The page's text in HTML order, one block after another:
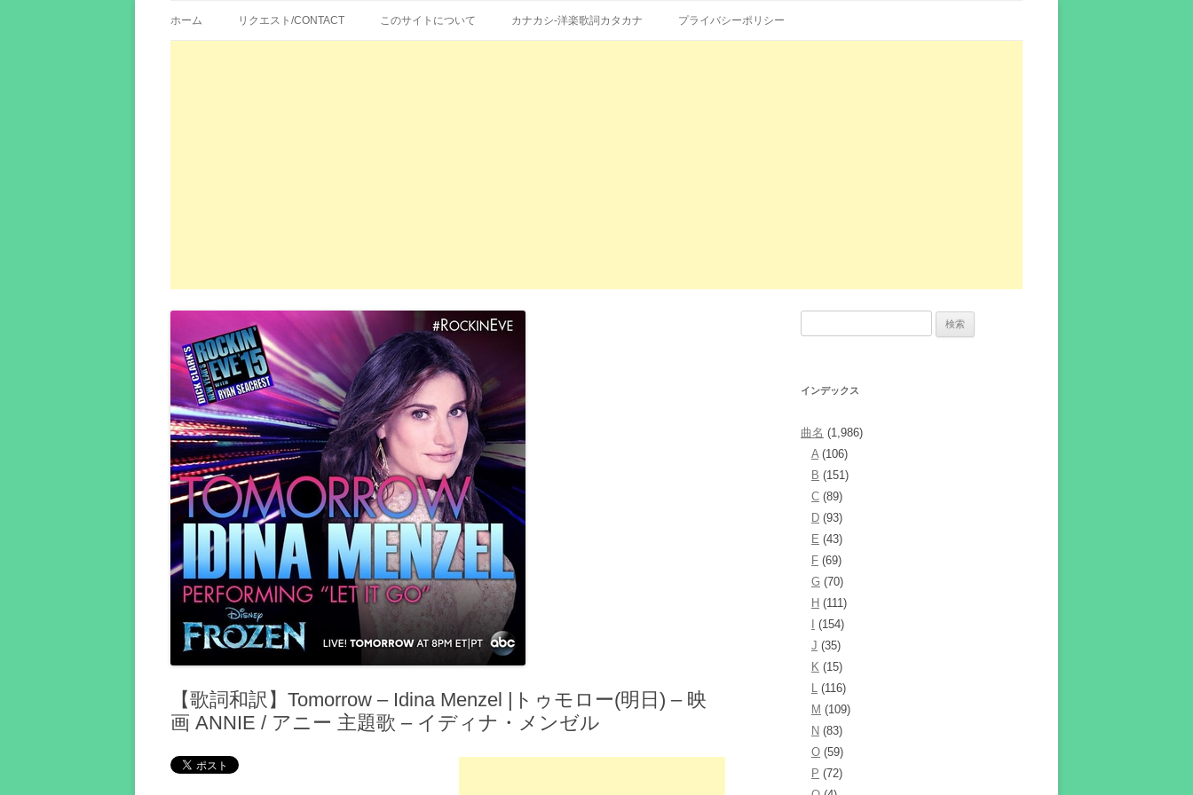
エイカシ | 洋楽歌詞の和訳、英語の意味、読み方
ン
ン
ホーム リクエスト/CONTACT このサイトについて カナカシ-洋楽歌詞カタカナ プライバシーポリシー
【歌詞和訳】Tomorrow – Idina Menzel |トゥモロー(明日) – 映
画 ANNIE / アニー 主題歌 – イディナ・メンゼル
インデックス
曲名 (1,986)
A(106)
B (151)
C (89)
D (93)
E (43)
F (69)
G (70)
H (111)
(154)
J (35)
K (15)
L (116)
M (109)
N (83)
O (59)
P (72)